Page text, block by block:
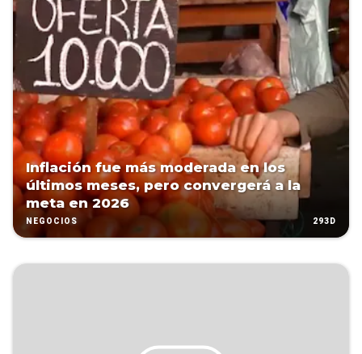
Inflación fue más moderada en los
últimos meses, pero convergerá a la
meta en 2026
NEGOCIOS 293D